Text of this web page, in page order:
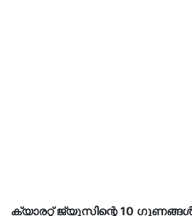
ക്യാരറ്റ്‌ ജ്യൂസിന്റെ 10 ഗുണങ്ങൾ